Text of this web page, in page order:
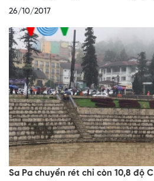
26/10/2017
Sa Pa chuyển rét chỉ còn 10,8 độ C